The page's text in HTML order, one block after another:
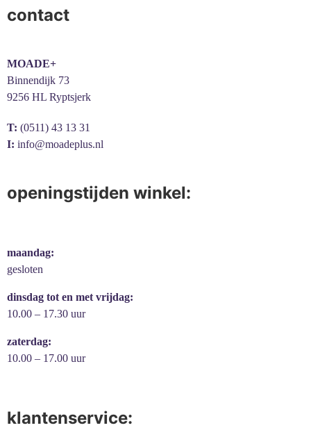
contact
MOADE+
Binnendijk 73
9256 HL Ryptsjerk
T: (0511) 43 13 31
I: info@moadeplus.nl
openingstijden winkel:
maandag:
gesloten
dinsdag tot en met vrijdag:
10.00 – 17.30 uur
zaterdag:
10.00 – 17.00 uur
klantenservice: